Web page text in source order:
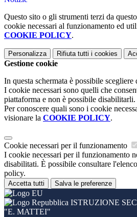
Questo sito o gli strumenti terzi da
cookie necessari al funzionamento ed
COOKIE POLICY.
Personalizza Rifiuta tutti i cookies
Gestione cookie
In questa schermata è possibile
I cookie necessari sono quelli che
piattaforma e non è possibile disabilitarli.
Per conoscere quali sono i cookie
visionare la COOKIE POLICY.
Cookie necessari per il funzionamento
I cookie necessari per il funzionamento
disabilitati. È possibile consultare
policy.
Accetta tutti Salva le preferenze
ISTRUZIONE
"E. MATTEI"